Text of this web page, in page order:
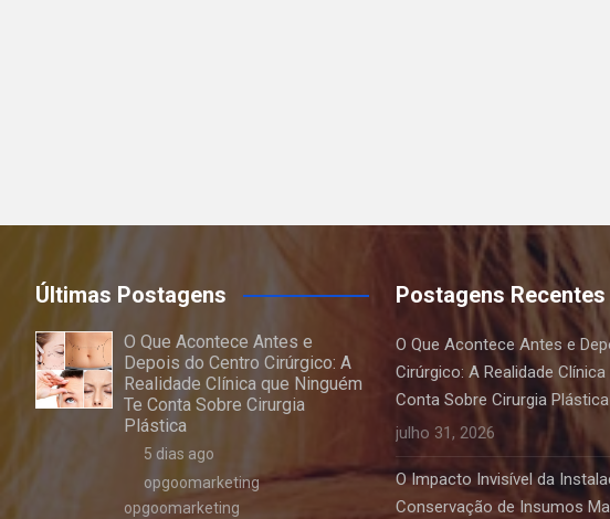
Últimas Postagens
O Que Acontece Antes e
Depois do Centro Cirúrgico: A
Realidade Clínica que Ninguém
Te Conta Sobre Cirurgia
Plástica
5 dias ago
opgoomarketing
opgoomarketing
Postagens Recentes
O Que Acontece Antes e
Cirúrgico: A Realidade
Conta Sobre Cirurgia Plástica
julho 31, 2026
O Impacto Invisível da
Conservação de Insumos